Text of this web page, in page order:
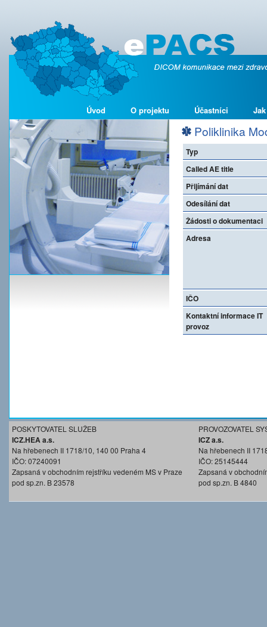
Úvod O projektu Účastníci
Poliklinika
Typ
Called AE title
Přijímání dat
Odesílání dat
Žádosti o dokumentaci
Adresa
IČO
Kontaktní informace IT
provoz
POSKYTOVATEL SLUŽEB
ICZ.HEA a.s.
Na hřebenech II 1718/10, 140 00 Praha 4
IČO: 07240091
Zapsaná v obchodním rejstříku vedeném MS v Praze
pod sp.zn. B 23578
PROVOZOVATEL
ICZ a.s.
Na hřebenech II
IČO: 25145444
Zapsaná v
pod sp.zn. B 4840